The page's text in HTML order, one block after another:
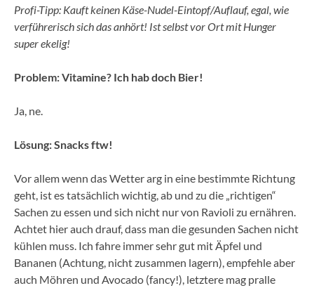
Profi-Tipp: Kauft keinen Käse-Nudel-Eintopf/Auflauf, egal, wie
verführerisch sich das anhört! Ist selbst vor Ort mit Hunger
super ekelig!
Problem: Vitamine? Ich hab doch Bier!
Ja, ne.
Lösung: Snacks ftw!
Vor allem wenn das Wetter arg in eine bestimmte Richtung
geht, ist es tatsächlich wichtig, ab und zu die „richtigen“
Sachen zu essen und sich nicht nur von Ravioli zu ernähren.
Achtet hier auch drauf, dass man die gesunden Sachen nicht
kühlen muss. Ich fahre immer sehr gut mit Äpfel und
Bananen (Achtung, nicht zusammen lagern), empfehle aber
auch Möhren und Avocado (fancy!), letztere mag pralle